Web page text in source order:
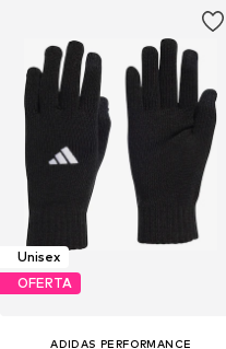
Unisex
OFERTA
ADIDAS PERFORMANCE